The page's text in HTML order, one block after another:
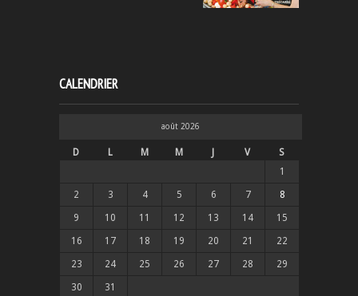
CALENDRIER
août 2026
D L M M J V
S
1
2 3 4 5 6 7 8
9 10 11 12 13 14 15
16 17 18 19 20 21 22
23 24 25 26 27 28 29
30 31